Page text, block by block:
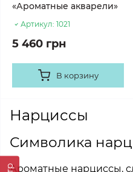
«Ароматные акварели»
Артикул: 1021
5 460 грн
В корзину
Нарциссы
Символика
Ароматные нарциссы,